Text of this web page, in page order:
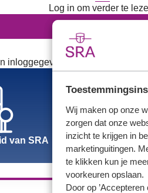
Wij maken op onze
zorgen dat onze
inzicht te krijgen in
marketinguitingen.
te klikken kun je
voorkeuren opslaan.
Door op
Log in om verder te
inloggegevens? Kies hieronder
van SRA